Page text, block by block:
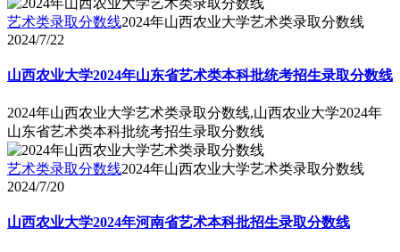
艺术类录取分数线2024年山西农业大学艺术类录取分数线
2024/7/22
山西农业大学2024年山东省艺术类本科批统考招生录取分数线
2024年山西农业大学艺术类录取分数线,山西农业大学2024年
山东省艺术类本科批统考招生录取分数线
艺术类录取分数线2024年山西农业大学艺术类录取分数线
2024/7/20
山西农业大学2024年河南省艺术本科批招生录取分数线